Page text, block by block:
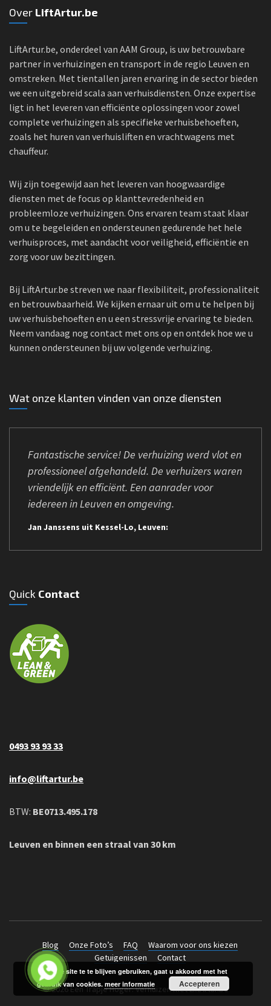
Over LiftArtur.be
LiftArtur.be, onderdeel van AAM Group, is uw betrouwbare
partner in verhuizingen en transport in de regio Leuven en
omstreken. Met tientallen jaren ervaring in de sector bieden
we een uitgebreid scala aan verhuisdiensten. Onze expertise
ligt in het leveren van efficiënte oplossingen voor zowel
complete verhuizingen als specifieke verhuisbehoeften,
zoals het huren van verhuisliften en vrachtwagens met
chauffeur.
Wij zijn toegewijd aan het leveren van hoogwaardige
diensten met de focus op klanttevredenheid en
probleemloze verhuizingen. Ons ervaren team staat klaar
om u te begeleiden en ondersteunen gedurende het hele
verhuisproces, met aandacht voor veiligheid, efficiëntie en
zorg voor uw bezittingen.
Bij LiftArtur.be streven we naar flexibiliteit, professionaliteit
en betrouwbaarheid. We kijken ernaar uit om u te helpen bij
uw verhuisbehoeften en u een stressvrije ervaring te bieden.
Neem vandaag nog contact met ons op en ontdek hoe we u
kunnen ondersteunen bij uw volgende verhuizing.
Wat onze klanten vinden van onze diensten
Fantastische service! De verhuizing werd vlot en
professioneel afgehandeld. De verhuizers waren
vriendelijk en efficiënt. Een aanrader voor
iedereen in Leuven en omgeving.
Jan Janssens uit Kessel-Lo, Leuven:
Quick Contact
0493 93 93 33
info@liftartur.be
BTW: BE0713.495.178
Leuven en binnen een straal van 30 km
Blog Onze Foto’s FAQ
Waarom voor ons kiezen
Getuigenissen
Contact
© 2026 Een Trapje Hoger: Verhuizen met LiftArtur.be
Door de site te te blijven gebruiken, gaat u akkoord met het
gebruik van cookies.meer informatie Accepteren